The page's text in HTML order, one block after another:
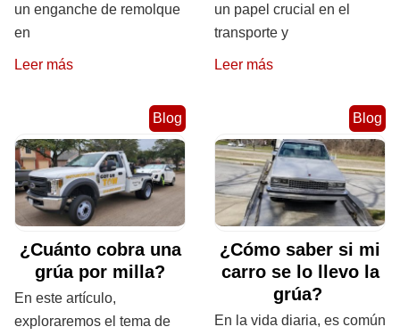
un enganche de remolque
en
Leer más
un papel crucial en el
transporte y
Leer más
Blog
¿Cuánto cobra una
grúa por milla?
En este artículo,
exploraremos el tema de
Blog
¿Cómo saber si mi
carro se lo llevo la
grúa?
En la vida diaria, es común